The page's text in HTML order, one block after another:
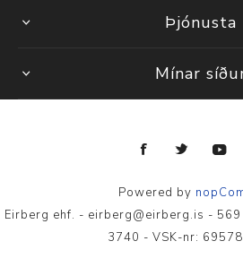
Þjónusta
Mínar
Powered by
Eirberg ehf. - eirberg@eirberg.is -
3740 - VSK-nr: